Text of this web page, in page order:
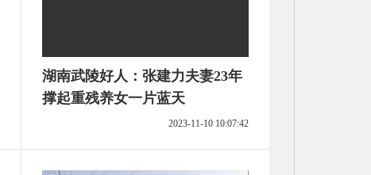
湖南武陵好人：张建力夫妻23年
撑起重残养女一片蓝天
2023-11-10 10:07:42